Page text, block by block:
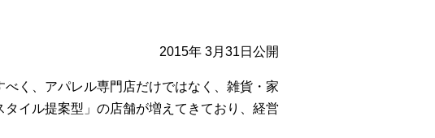
2015年 3月31日公開
く、アパレル専門店だけではなく、雑貨・家
イル提案型」の店舗が増えてきており、経営